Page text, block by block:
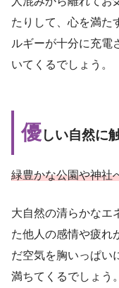
たりして、心を満た
ルギーが十分に充電
いてくるでしょう。
優しい自然に
緑豊かな公園や神社
大自然の清らかなエ
た他人の感情や疲れ
だ空気を胸いっぱい
満ちてくるでしょう。